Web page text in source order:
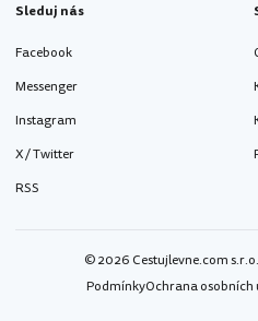
Sleduj nás
Facebook
Messenger
Instagram
X / Twitter
RSS
© 2026 Cestujlevne.com s.r.o.
PodmínkyOchrana osobních